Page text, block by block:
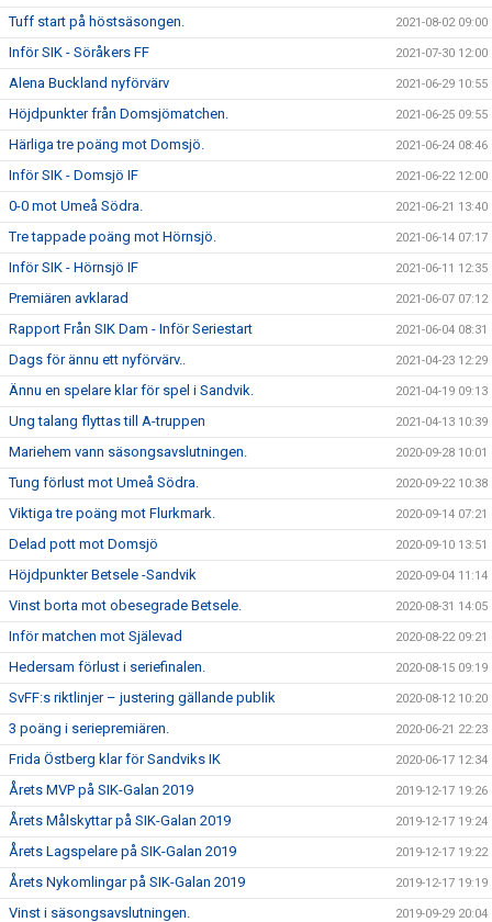
Tuff start på höstsäsongen. 2021-08-02 09:00
Inför SIK - Söråkers FF 2021-07-30 12:00
Alena Buckland nyförvärv 2021-06-29 10:55
Höjdpunkter från Domsjömatchen. 2021-06-25 09:55
Härliga tre poäng mot Domsjö. 2021-06-24 08:46
Inför SIK - Domsjö IF 2021-06-22 12:00
0-0 mot Umeå Södra. 2021-06-21 13:40
Tre tappade poäng mot Hörnsjö. 2021-06-14 07:17
Inför SIK - Hörnsjö IF 2021-06-11 12:35
Premiären avklarad 2021-06-07 07:12
Rapport Från SIK Dam - Inför Seriestart 2021-06-04 08:31
Dags för ännu ett nyförvärv.. 2021-04-23 12:29
Ännu en spelare klar för spel i Sandvik. 2021-04-19 09:13
Ung talang flyttas till A-truppen 2021-04-13 10:39
Mariehem vann säsongsavslutningen. 2020-09-28 10:01
Tung förlust mot Umeå Södra. 2020-09-22 10:38
Viktiga tre poäng mot Flurkmark. 2020-09-14 07:21
Delad pott mot Domsjö 2020-09-10 13:51
Höjdpunkter Betsele -Sandvik 2020-09-04 11:14
Vinst borta mot obesegrade Betsele. 2020-08-31 14:05
Inför matchen mot Själevad 2020-08-22 09:21
Hedersam förlust i seriefinalen. 2020-08-15 09:19
SvFF:s riktlinjer – justering gällande publik 2020-08-12 10:20
3 poäng i seriepremiären. 2020-06-21 22:23
Frida Östberg klar för Sandviks IK 2020-06-17 12:34
Årets MVP på SIK-Galan 2019 2019-12-17 19:26
Årets Målskyttar på SIK-Galan 2019 2019-12-17 19:24
Årets Lagspelare på SIK-Galan 2019 2019-12-17 19:22
Årets Nykomlingar på SIK-Galan 2019 2019-12-17 19:19
Vinst i säsongsavslutningen. 2019-09-29 20:04